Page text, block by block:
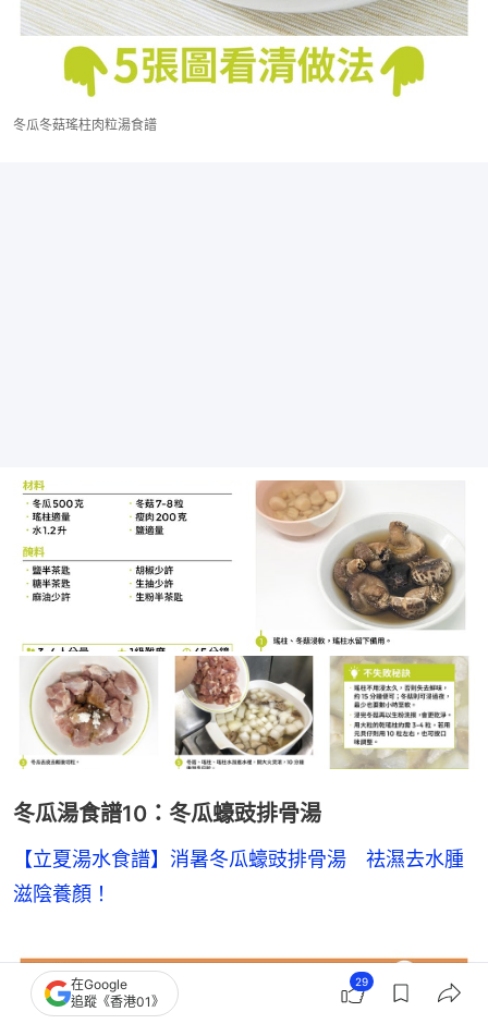
冬瓜冬菇瑤柱肉粒湯食譜
冬瓜湯食譜10：冬瓜蠔豉排骨湯
【立夏湯水食譜】消暑冬瓜蠔豉排骨湯　祛濕去水腫
滋陰養顏！
在Google
追蹤《香港01》
29